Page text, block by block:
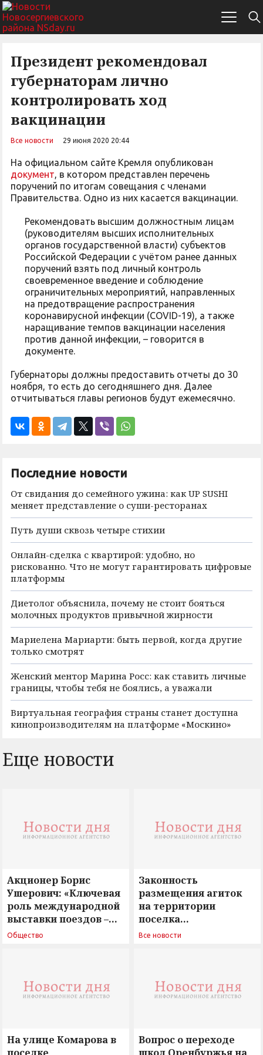
Президент рекомендовал
губернаторам лично
контролировать ход
вакцинации
Все новости 29 июня 2020 20:44
На официальном сайте Кремля опубликован
документ, в котором представлен перечень
поручений по итогам совещания с членами
Правительства. Одно из них касается вакцинации.
Рекомендовать высшим должностным лицам
(руководителям высших исполнительных
органов государственной власти) субъектов
Российской Федерации с учётом ранее данных
поручений взять под личный контроль
своевременное введение и соблюдение
ограничительных мероприятий, направленных
на предотвращение распространения
коронавирусной инфекции (COVID-19), а также
наращивание темпов вакцинации населения
против данной инфекции, – говорится в
документе.
Губернаторы должны предоставить отчеты до 30
ноября, то есть до сегодняшнего дня. Далее
отчитываться главы регионов будут ежемесячно.
Последние новости
От свидания до семейного ужина: как UP SUSHI
меняет представление о суши-ресторанах
Путь души сквозь четыре стихии
Онлайн-сделка с квартирой: удобно, но
рискованно. Что не могут гарантировать цифровые
платформы
Диетолог объяснила, почему не стоит бояться
молочных продуктов привычной жирности
Мариелена Мариарти: быть первой, когда другие
только смотрят
Женский ментор Марина Росс: как ставить личные
границы, чтобы тебя не боялись, а уважали
Виртуальная география страны станет доступна
кинопроизводителям на платформе «Москино»
Еще новости
Акционер Борис
Ушерович: «Ключевая
роль международной
выставки поездов –
поиск ответов на
Общество
Законность
размещения агиток
на территории
поселка
Новосергиевка
Все новости
На улице Комарова в
Вопрос о переходе